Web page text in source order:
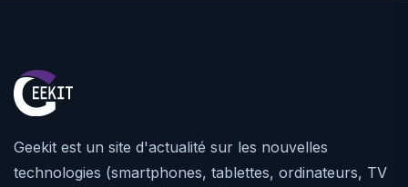
Geekit est un site d'actualité sur les nouvelles
technologies (smartphones, tablettes, ordinateurs, TV